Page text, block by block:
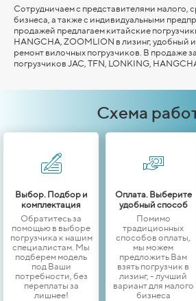
Сотрудничаем с представителями малого,
бизнеса, а также с индивидуальными
продажей предлагаем китайские
HANGCHA, ZOOMLION в лизинг, удобный
ремонт вилочных погрузчиков. В продаже
погрузчиков JAC, TFN, LONKING,
Схема
Выбор. Подбор и
комплектация
Обратитесь за
помощью в выборе
погрузчика к нашим
специалистам. Мы
подберем модель
под Ваши
потребности, без
переплаты за
лишнее!
Оплата. Выберите
удобный способ
Помимо
традиционных
способов оплаты,
мы можем
предложить Вам
взять погрузчик в
лизинг, - лучший
вариант для малого
бизнеса